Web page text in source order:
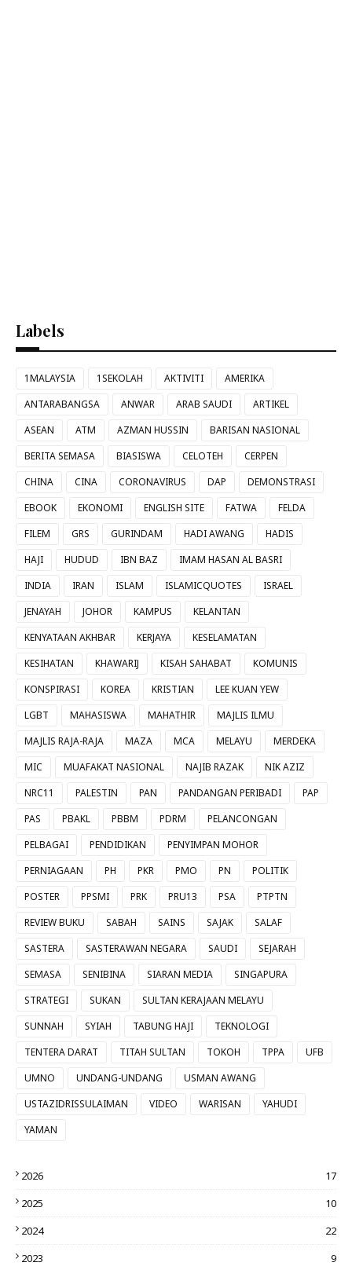
Labels
1MALAYSIA 1SEKOLAH AKTIVITI
AMERIKA
ANTARABANGSA
ANWAR ARAB SAUDI
ARTIKEL
ASEAN
ATM AZMAN HUSSIN
BARISAN NASIONAL
BERITA SEMASA
BIASISWA CELOTEH
CERPEN
CHINA
CINA CORONAVIRUS DAP
DEMONSTRASI
EBOOK
EKONOMI ENGLISH SITE FATWA
FELDA
FILEM
GRS GURINDAM HADI AWANG
HADIS
HAJI
HUDUD IBN BAZ
IMAM HASAN AL BASRI
INDIA
IRAN ISLAM ISLAMICQUOTES
ISRAEL
JENAYAH
JOHOR KAMPUS
KELANTAN
KENYATAAN AKHBAR
KERJAYA
KESELAMATAN
KESIHATAN
KHAWARIJ KISAH SAHABAT
KOMUNIS
KONSPIRASI
KOREA KRISTIAN
LEE KUAN YEW
LGBT
MAHASISWA MAHATHIR
MAJLIS ILMU
MAJLIS RAJA-RAJA
MAZA MCA MELAYU
MERDEKA
MIC
MUAFAKAT NASIONAL NAJIB RAZAK
NIK AZIZ
NRC11
PALESTIN PAN PANDANGAN PERIBADI
PAP
PAS
PBAKL PBBM PDRM
PELANCONGAN
PELBAGAI
PENDIDIKAN
PENYIMPAN MOHOR
PERNIAGAAN
PH PKR PMO PN
POLITIK
POSTER
PPSMI PRK PRU13 PSA
PTPTN
REVIEW BUKU
SABAH SAINS SAJAK
SALAF
SASTERA
SASTERAWAN NEGARA SAUDI
SEJARAH
SEMASA
SENIBINA SIARAN MEDIA
SINGAPURA
STRATEGI
SUKAN
SULTAN KERAJAAN MELAYU
SUNNAH
SYIAH TABUNG HAJI
TEKNOLOGI
TENTERA DARAT
TITAH SULTAN TOKOH TPPA
UFB
UMNO
UNDANG-UNDANG
USMAN AWANG
USTAZIDRISSULAIMAN
VIDEO WARISAN
YAHUDI
YAMAN
2026
17
2025
10
2024
22
2023
9